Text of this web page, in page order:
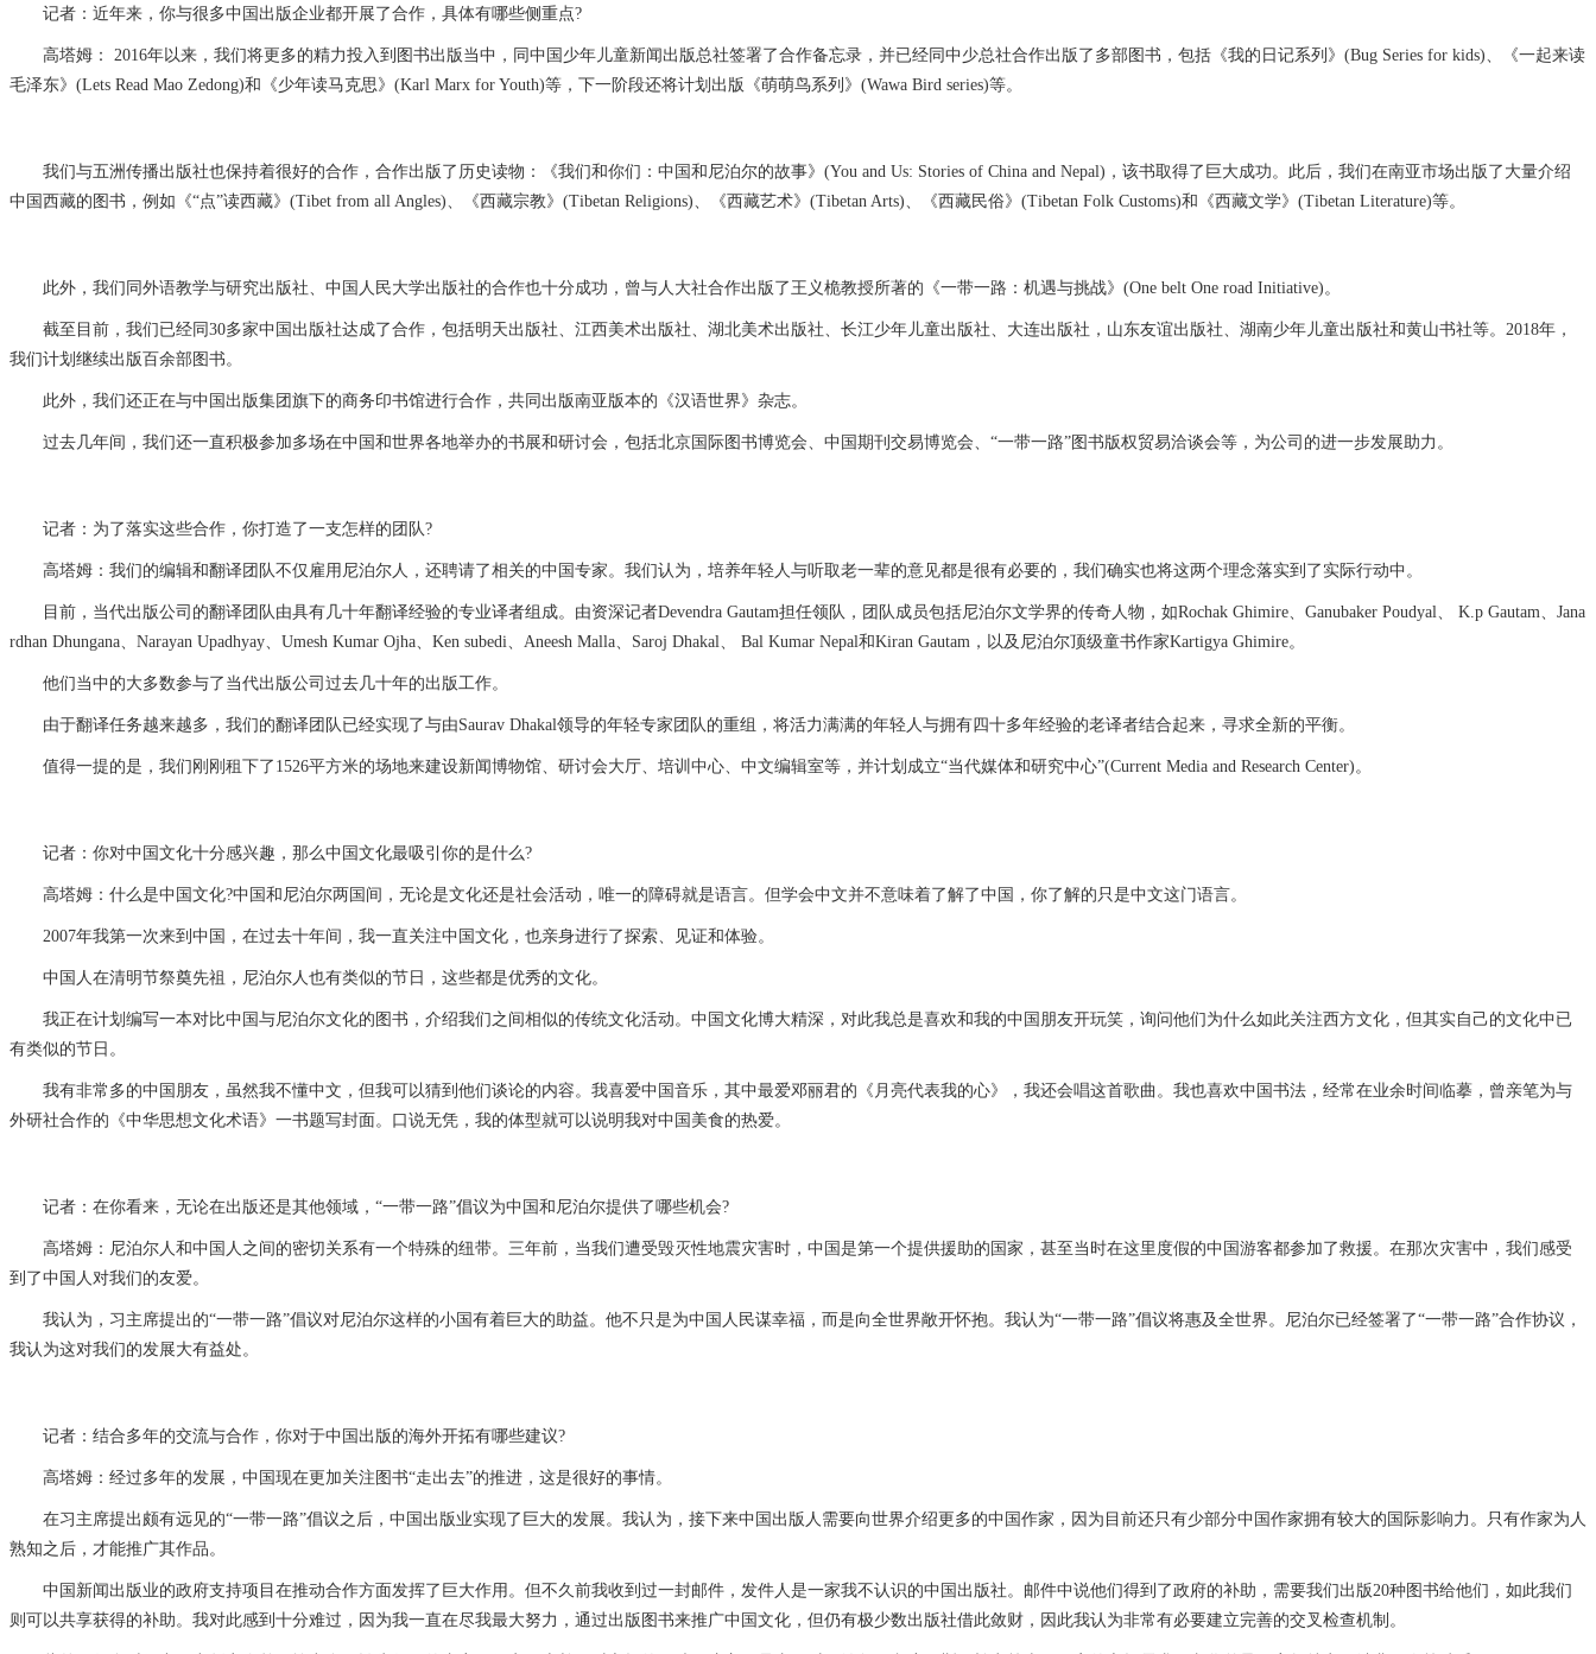
记者：近年来，你与很多中国出版企业都开展了合作，具体有哪些侧重点?
高塔姆： 2016年以来，我们将更多的精力投入到图书出版当中，同中国少年儿童新闻出版总社签署了合作备忘录，并已经同中少总社合作出版了多部图书，包括《我的日记系列》(Bug Series for kids)、《一起来读
毛泽东》(Lets Read Mao Zedong)和《少年读马克思》(Karl Marx for Youth)等，下一阶段还将计划出版《萌萌鸟系列》(Wawa Bird series)等。
我们与五洲传播出版社也保持着很好的合作，合作出版了历史读物：《我们和你们：中国和尼泊尔的故事》(You and Us: Stories of China and Nepal)，该书取得了巨大成功。此后，我们在南亚市场出版了大量介绍
中国西藏的图书，例如《“点”读西藏》(Tibet from all Angles)、《西藏宗教》(Tibetan Religions)、《西藏艺术》(Tibetan Arts)、《西藏民俗》(Tibetan Folk Customs)和《西藏文学》(Tibetan Literature)等。
此外，我们同外语教学与研究出版社、中国人民大学出版社的合作也十分成功，曾与人大社合作出版了王义桅教授所著的《一带一路：机遇与挑战》(One belt One road Initiative)。
截至目前，我们已经同30多家中国出版社达成了合作，包括明天出版社、江西美术出版社、湖北美术出版社、长江少年儿童出版社、大连出版社，山东友谊出版社、湖南少年儿童出版社和黄山书社等。2018年，
我们计划继续出版百余部图书。
此外，我们还正在与中国出版集团旗下的商务印书馆进行合作，共同出版南亚版本的《汉语世界》杂志。
过去几年间，我们还一直积极参加多场在中国和世界各地举办的书展和研讨会，包括北京国际图书博览会、中国期刊交易博览会、“一带一路”图书版权贸易洽谈会等，为公司的进一步发展助力。
记者：为了落实这些合作，你打造了一支怎样的团队?
高塔姆：我们的编辑和翻译团队不仅雇用尼泊尔人，还聘请了相关的中国专家。我们认为，培养年轻人与听取老一辈的意见都是很有必要的，我们确实也将这两个理念落实到了实际行动中。
目前，当代出版公司的翻译团队由具有几十年翻译经验的专业译者组成。由资深记者Devendra Gautam担任领队，团队成员包括尼泊尔文学界的传奇人物，如Rochak Ghimire、Ganubaker Poudyal、 K.p Gautam、Jana
rdhan Dhungana、Narayan Upadhyay、Umesh Kumar Ojha、Ken subedi、Aneesh Malla、Saroj Dhakal、 Bal Kumar Nepal和Kiran Gautam，以及尼泊尔顶级童书作家Kartigya Ghimire。
他们当中的大多数参与了当代出版公司过去几十年的出版工作。
由于翻译任务越来越多，我们的翻译团队已经实现了与由Saurav Dhakal领导的年轻专家团队的重组，将活力满满的年轻人与拥有四十多年经验的老译者结合起来，寻求全新的平衡。
值得一提的是，我们刚刚租下了1526平方米的场地来建设新闻博物馆、研讨会大厅、培训中心、中文编辑室等，并计划成立“当代媒体和研究中心”(Current Media and Research Center)。
记者：你对中国文化十分感兴趣，那么中国文化最吸引你的是什么?
高塔姆：什么是中国文化?中国和尼泊尔两国间，无论是文化还是社会活动，唯一的障碍就是语言。但学会中文并不意味着了解了中国，你了解的只是中文这门语言。
2007年我第一次来到中国，在过去十年间，我一直关注中国文化，也亲身进行了探索、见证和体验。
中国人在清明节祭奠先祖，尼泊尔人也有类似的节日，这些都是优秀的文化。
我正在计划编写一本对比中国与尼泊尔文化的图书，介绍我们之间相似的传统文化活动。中国文化博大精深，对此我总是喜欢和我的中国朋友开玩笑，询问他们为什么如此关注西方文化，但其实自己的文化中已
有类似的节日。
我有非常多的中国朋友，虽然我不懂中文，但我可以猜到他们谈论的内容。我喜爱中国音乐，其中最爱邓丽君的《月亮代表我的心》，我还会唱这首歌曲。我也喜欢中国书法，经常在业余时间临摹，曾亲笔为与
外研社合作的《中华思想文化术语》一书题写封面。口说无凭，我的体型就可以说明我对中国美食的热爱。
记者：在你看来，无论在出版还是其他领域，“一带一路”倡议为中国和尼泊尔提供了哪些机会?
高塔姆：尼泊尔人和中国人之间的密切关系有一个特殊的纽带。三年前，当我们遭受毁灭性地震灾害时，中国是第一个提供援助的国家，甚至当时在这里度假的中国游客都参加了救援。在那次灾害中，我们感受
到了中国人对我们的友爱。
我认为，习主席提出的“一带一路”倡议对尼泊尔这样的小国有着巨大的助益。他不只是为中国人民谋幸福，而是向全世界敞开怀抱。我认为“一带一路”倡议将惠及全世界。尼泊尔已经签署了“一带一路”合作协议，
我认为这对我们的发展大有益处。
记者：结合多年的交流与合作，你对于中国出版的海外开拓有哪些建议?
高塔姆：经过多年的发展，中国现在更加关注图书“走出去”的推进，这是很好的事情。
在习主席提出颇有远见的“一带一路”倡议之后，中国出版业实现了巨大的发展。我认为，接下来中国出版人需要向世界介绍更多的中国作家，因为目前还只有少部分中国作家拥有较大的国际影响力。只有作家为人
熟知之后，才能推广其作品。
中国新闻出版业的政府支持项目在推动合作方面发挥了巨大作用。但不久前我收到过一封邮件，发件人是一家我不认识的中国出版社。邮件中说他们得到了政府的补助，需要我们出版20种图书给他们，如此我们
则可以共享获得的补助。我对此感到十分难过，因为我一直在尽我最大努力，通过出版图书来推广中国文化，但仍有极少数出版社借此敛财，因此我认为非常有必要建立完善的交叉检查机制。